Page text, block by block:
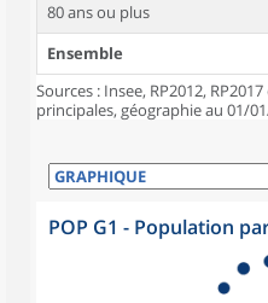
80 ans ou plus
Ensemble
Sources : Insee, RP2012,
principales, géographie au 01/
POP G1 - Population